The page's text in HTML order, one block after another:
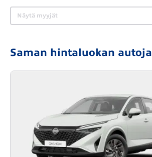
Näytä myyjät
Saman hintaluokan autoja